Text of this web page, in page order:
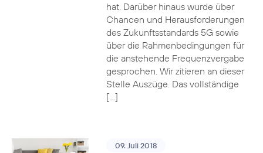
hat. Darüber hinaus wurde über
Chancen und Herausforderungen
des Zukunftsstandards 5G sowie
über die Rahmenbedingungen für
die anstehende Frequenzvergabe
gesprochen. Wir zitieren an dieser
Stelle Auszüge. Das vollständige
[…]
09. Juli 2018